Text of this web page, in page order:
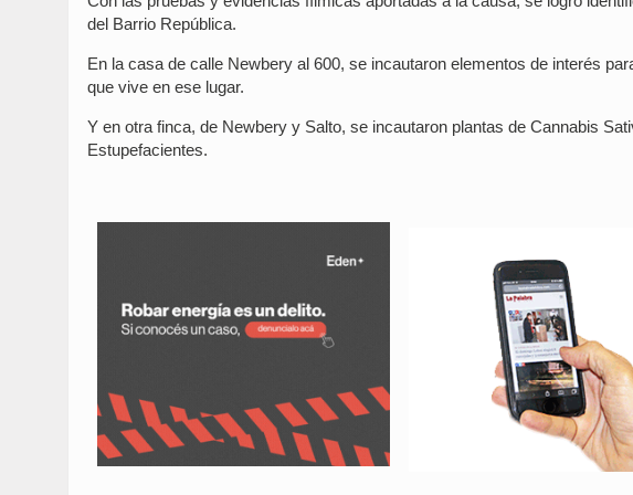
del Barrio República.
En la casa de calle Newbery al 600, se incautaron elementos de interés
que vive en ese lugar.
Y en otra finca, de Newbery y Salto, se incautaron plantas de Cannabis
Estupefacientes.